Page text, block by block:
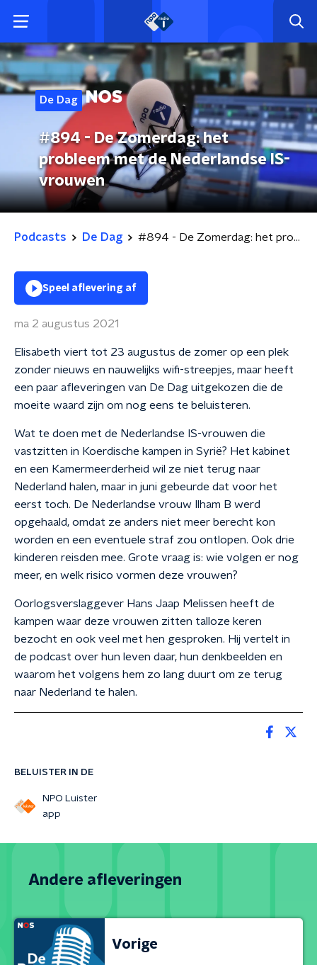
De Dag
#894 - De Zomerdag: het
probleem met de Nederlandse IS-
vrouwen
Podcasts De Dag #894 - De Zomerdag: het probleem met de Nederlandse IS-vrouwen
BELUISTER IN DE
NPO Luister
app
Speel aflevering af
ma 2 augustus 2021
Elisabeth viert tot 23 augustus de zomer op een plek
zonder nieuws en nauwelijks wifi-streepjes, maar heeft
een paar afleveringen van De Dag uitgekozen die de
moeite waard zijn om nog eens te beluisteren.
Wat te doen met de Nederlandse IS-vrouwen die
vastzitten in Koerdische kampen in Syrië? Het kabinet
en een Kamermeerderheid wil ze niet terug naar
Nederland halen, maar in juni gebeurde dat voor het
eerst toch. De Nederlandse vrouw Ilham B werd
opgehaald, omdat ze anders niet meer berecht kon
worden en een eventuele straf zou ontlopen. Ook drie
kinderen reisden mee. Grote vraag is: wie volgen er nog
meer, en welk risico vormen deze vrouwen?
Oorlogsverslaggever Hans Jaap Melissen heeft de
kampen waar deze vrouwen zitten talloze keren
bezocht en ook veel met hen gesproken. Hij vertelt in
de podcast over hun leven daar, hun denkbeelden en
waarom het volgens hem zo lang duurt om ze terug
naar Nederland te halen.
Andere afleveringen
Vorige